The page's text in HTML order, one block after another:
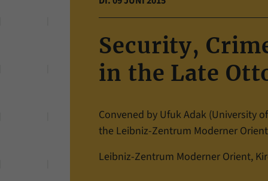
Security,
in the Late
Convened by Ufuk Adak (University
the Leibniz-Zentrum Moderner
Leibniz-Zentrum Moderner Orient,